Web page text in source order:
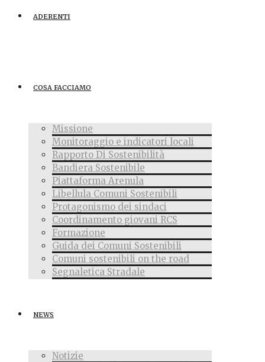
ADERENTI
COSA FACCIAMO
Missione
Monitoraggio e indicatori locali
Rapporto Di Sostenibilità
Bandiera Sostenibile
Piattaforma Arenula
Libellula Comuni Sostenibili
Protagonismo dei sindaci
Coordinamento giovani RCS
Formazione
Guida dei Comuni Sostenibili
Comuni sostenibili on the road
Segnaletica Stradale
NEWS
Notizie